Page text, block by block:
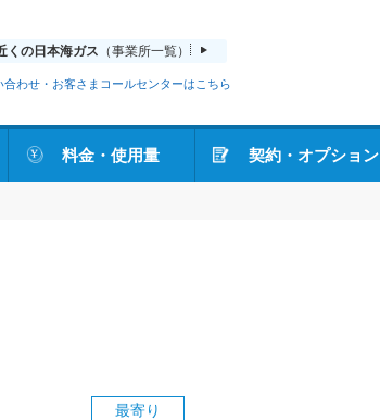
くの日本海ガス （事業所一覧）
合わせ・お客さまコールセンターはこちら
料金・使用量 契約・オプション
最寄り